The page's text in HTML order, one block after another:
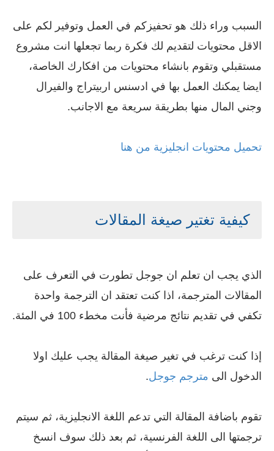
السبب وراء ذلك هو تحفيزكم في العمل وتوفير لكم على
الاقل محتويات لتقديم لك فكرة ربما تجعلها انت مشروع
مستقبلي وتقوم بانشاء محتويات من افكارك الخاصة،
ايضا يمكنك العمل بها في ادسنس اربيتراج والفيرال
وجني المال منها بطريقة سريعة مع الاجانب.
تحميل محتويات انجليزية من هنا
كيفية تغتير صيغة المقالات
الذي يجب ان تعلم ان جوجل تطورت في التعرف على
المقالات المترجمة، اذا كنت تعتقد ان الترجمة واحدة
تكفي في تقديم نتائج مرضية فأنت مخطء 100 في المئة.
إذا كنت ترغب في تغير صيغة المقالة يجب عليك اولا
الدخول الى مترجم جوجل.
تقوم باضافة المقالة التي تدعم اللغة الانجليزية، ثم سيتم
ترجمتها الى اللغة الفرنسية، ثم بعد ذلك سوف انسخ